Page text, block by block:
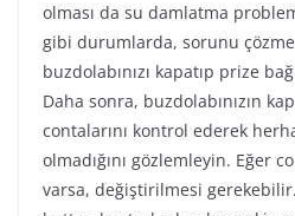
olması da su damlatma
gibi durumlarda, sorunu
buzdolabınızı kapatıp prize
Daha sonra, buzdolabınızın
contalarını kontrol ederek
olmadığını gözlemleyin. Eğer
varsa, değiştirilmesi